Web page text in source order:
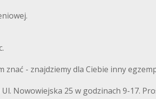
- znajdziemy dla Ciebie inny
Nowowiejska 25 w godzinach 9-17.